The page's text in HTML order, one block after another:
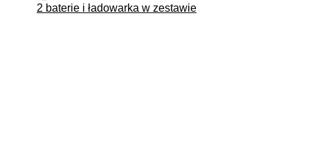
2 baterie i ładowarka w zestawie